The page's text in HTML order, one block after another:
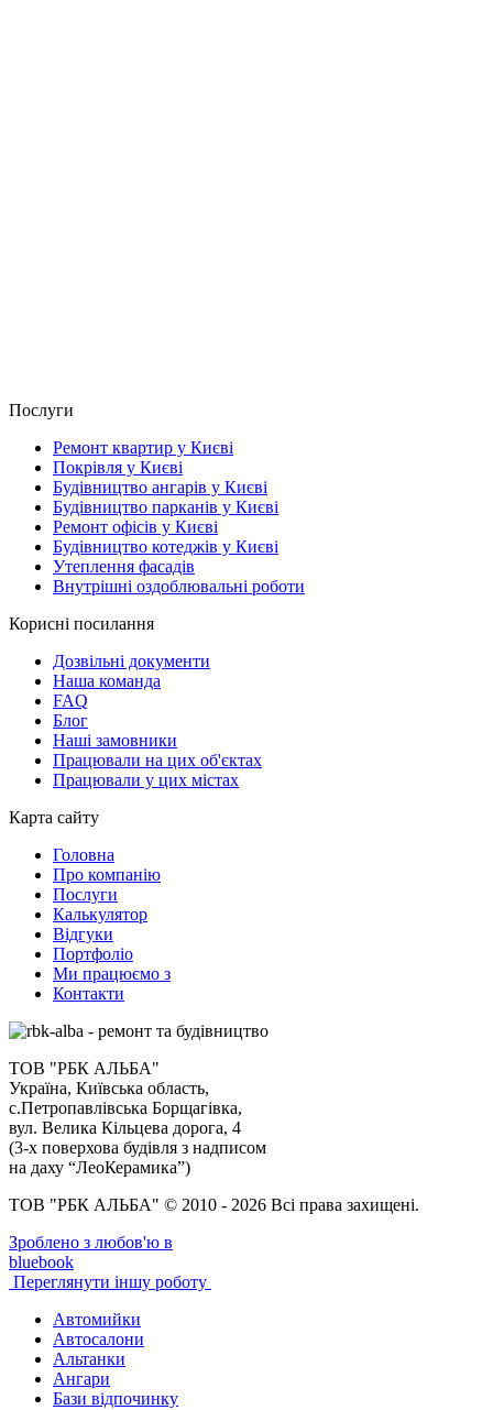
Послуги
Ремонт квартир у Києві
Покрівля у Києві
Будівництво ангарів у Києві
Будівництво парканів у Києві
Ремонт офісів у Києві
Будівництво котеджів у Києві
Утеплення фасадів
Внутрішні оздоблювальні роботи
Корисні посилання
Дозвільні документи
Наша команда
FAQ
Блог
Наші замовники
Працювали на цих об'єктах
Працювали у цих містах
Карта сайту
Головна
Про компанію
Послуги
Калькулятор
Відгуки
Портфоліо
Ми працюємо з
Контакти
ТОВ "РБК АЛЬБА"
Україна, Київська область,
с.Петропавлівська Борщагівка,
вул. Велика Кільцева дорога, 4
(3-х поверхова будівля з надписом
на даху “ЛеоКерамика”)
ТОВ "РБК АЛЬБА" © 2010 - 2026 Всі права захищені.
Зроблено з любов'ю в
bluebook
Переглянути іншу роботу
Автомийки
Автосалони
Альтанки
Ангари
Бази відпочинку